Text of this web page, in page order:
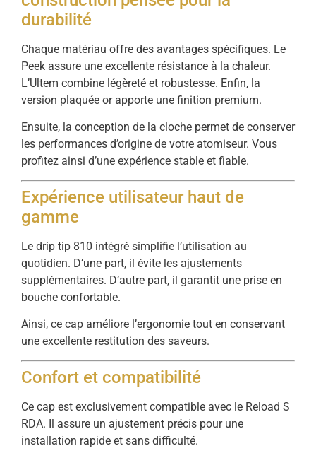
durabilité
Chaque matériau offre des avantages spécifiques. Le
Peek assure une excellente résistance à la chaleur.
L’Ultem combine légèreté et robustesse. Enfin, la
version plaquée or apporte une finition premium.
Ensuite, la conception de la cloche permet de conserver
les performances d’origine de votre atomiseur. Vous
profitez ainsi d’une expérience stable et fiable.
Expérience utilisateur haut de
gamme
Le drip tip 810 intégré simplifie l’utilisation au
quotidien. D’une part, il évite les ajustements
supplémentaires. D’autre part, il garantit une prise en
bouche confortable.
Ainsi, ce cap améliore l’ergonomie tout en conservant
une excellente restitution des saveurs.
Confort et compatibilité
Ce cap est exclusivement compatible avec le Reload S
RDA. Il assure un ajustement précis pour une
installation rapide et sans difficulté.